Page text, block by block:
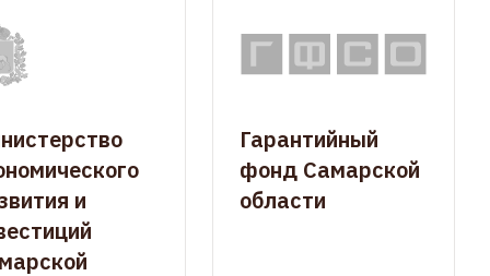
и
Гарантийный
фонд Самарской
области